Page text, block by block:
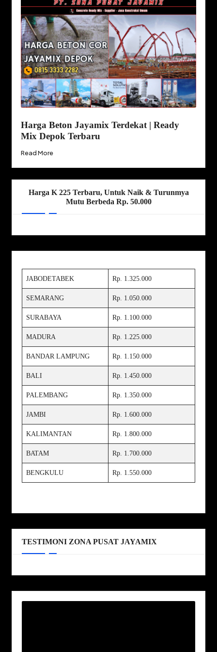
Harga Beton Jayamix Terdekat | Ready
Mix Depok Terbaru
Read More
Harga K 225 Terbaru, Untuk Naik & Turunmya
Mutu Berbeda Rp. 50.000
JABODETABEK Rp. 1.325.000
SEMARANG Rp. 1.050.000
SURABAYA Rp. 1.100.000
MADURA Rp. 1.225.000
BANDAR LAMPUNG Rp. 1.150.000
BALI Rp. 1.450.000
PALEMBANG Rp. 1.350.000
JAMBI Rp. 1.600.000
KALIMANTAN Rp. 1.800.000
BATAM Rp. 1.700.000
BENGKULU Rp. 1.550.000
TESTIMONI ZONA PUSAT JAYAMIX